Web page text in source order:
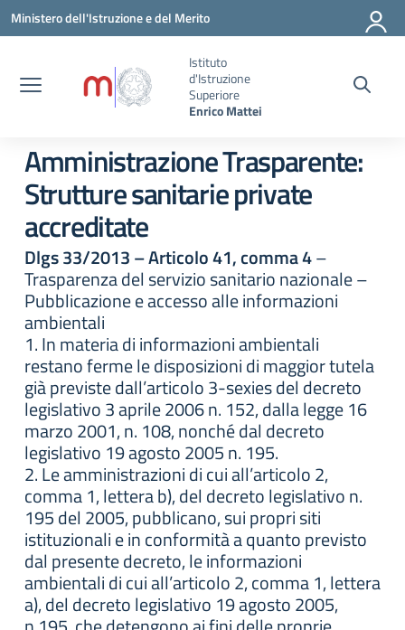
Vai ai contenuti
Vai al menu di navigazione
Vai al footer
Ministero dell'Istruzione e del Merito
Istituto
d'Istruzione
Superiore
Enrico Mattei
Amministrazione Trasparente:
Strutture sanitarie private
accreditate
Dlgs 33/2013 – Articolo 41, comma 4–
Trasparenza del servizio sanitario nazionale –
Pubblicazione e accesso alle informazioni
ambientali
1. In materia di informazioni ambientali
restano ferme le disposizioni di maggior tutela
già previste dall’articolo 3-sexies del decreto
legislativo 3 aprile 2006 n. 152, dalla legge 16
marzo 2001, n. 108, nonché dal decreto
legislativo 19 agosto 2005 n. 195.
2. Le amministrazioni di cui all’articolo 2,
comma 1, lettera b), del decreto legislativo n.
195 del 2005, pubblicano, sui propri siti
istituzionali e in conformità a quanto previsto
dal presente decreto, le informazioni
ambientali di cui all’articolo 2, comma 1, lettera
a), del decreto legislativo 19 agosto 2005,